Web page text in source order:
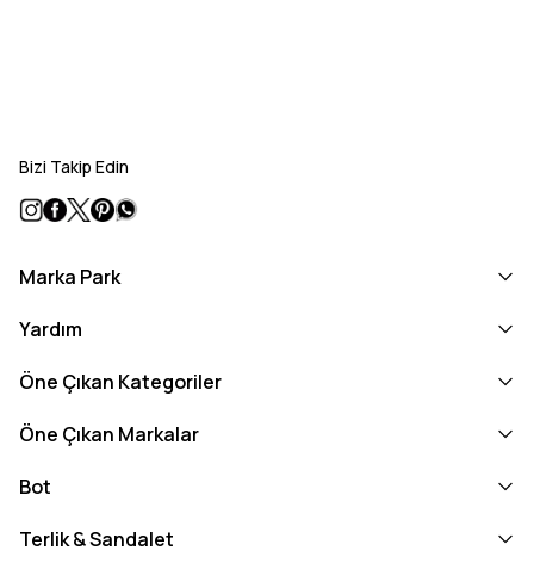
Bizi Takip Edin
Marka Park
Yardım
Öne Çıkan Kategoriler
Öne Çıkan Markalar
Bot
Terlik & Sandalet